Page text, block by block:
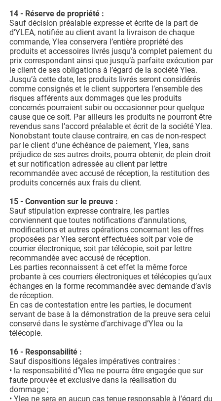
14 - Réserve de propriété :
Sauf décision préalable expresse et écrite de la part de
d’YLEA, notifiée au client avant la livraison de chaque
commande, Ylea conservera l’entière propriété des
produits et accessoires livrés jusqu’à complet paiement du
prix correspondant ainsi que jusqu’à parfaite exécution par
le client de ses obligations à l’égard de la société Ylea.
Jusqu’à cette date, les produits livrés seront considérés
comme consignés et le client supportera l’ensemble des
risques afférents aux dommages que les produits
concernés pourraient subir ou occasionner pour quelque
cause que ce soit. Par ailleurs les produits ne pourront être
revendus sans l’accord préalable et écrit de la société Ylea.
Nonobstant toute clause contraire, en cas de non-respect
par le client d’une échéance de paiement, Ylea, sans
préjudice de ses autres droits, pourra obtenir, de plein droit
et sur notification adressée au client par lettre
recommandée avec accusé de réception, la restitution des
produits concernés aux frais du client.
15 - Convention sur le preuve :
Sauf stipulation expresse contraire, les parties
conviennent que toutes notifications d’annulations,
modifications et autres opérations concernant les offres
proposées par Ylea seront effectuées soit par voie de
courrier électronique, soit par télécopie, soit par lettre
recommandée avec accusé de réception.
Les parties reconnaissent à cet effet la même force
probante à ces courriers électroniques et télécopies qu’aux
échanges en la forme recommandée avec demande d’avis
de réception.
En cas de contestation entre les parties, le document
servant de base à la démonstration de la preuve sera celui
conservé dans le système d’archivage d’Ylea ou la
télécopie.
16 - Responsabilité :
Sauf dispositions légales impératives contraires :
• la responsabilité d’Ylea ne pourra être engagée que sur
faute prouvée et exclusive dans la réalisation du
dommage ;
• Ylea ne sera en aucun cas tenue responsable à l’égard du